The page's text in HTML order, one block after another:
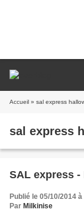
Accueil » sal express
sal express
SAL express -
Publié le 05/10/2014
Par Milkinise